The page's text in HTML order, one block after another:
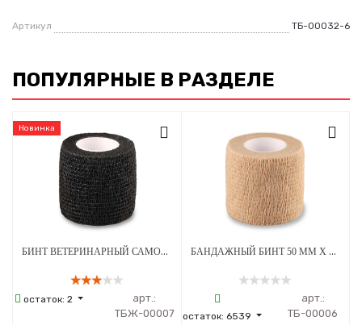
Артикул ТБ-00032-6
ПОПУЛЯРНЫЕ В РАЗДЕЛЕ
Новинка
БИНТ ВЕТЕРИНАРНЫЙ САМОФИКСИРУЮЩИЙСЯ ДЛЯ ЖИВОТНЫХ 50 ММ Х 4.5 М ЧЕРНЫЙ
остаток:2
арт.:
ТБЖ-00007
БАНДАЖНЫЙ БИНТ 50 ММ Х 4.5 М БЕЖЕВЫЙ 1 ШТУКА
остаток: 6539
арт.:
ТБ-00006